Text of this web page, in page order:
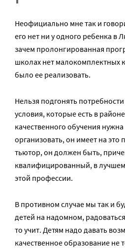
Неофициально мне так и
его нет ни у одного ребенка в
зачем пролонгированная
школах нет малокомплектных
было ее реализовать.
Нельзя подгонять
условия, которые есть в
качественного обучения
организовать, он имеет на это
тьютор, он должен быть,
квалифицированный, в
этой профессии.
В противном случае мы так и
детей на надомном,
то учит. Детям надо давать
качественное образование не